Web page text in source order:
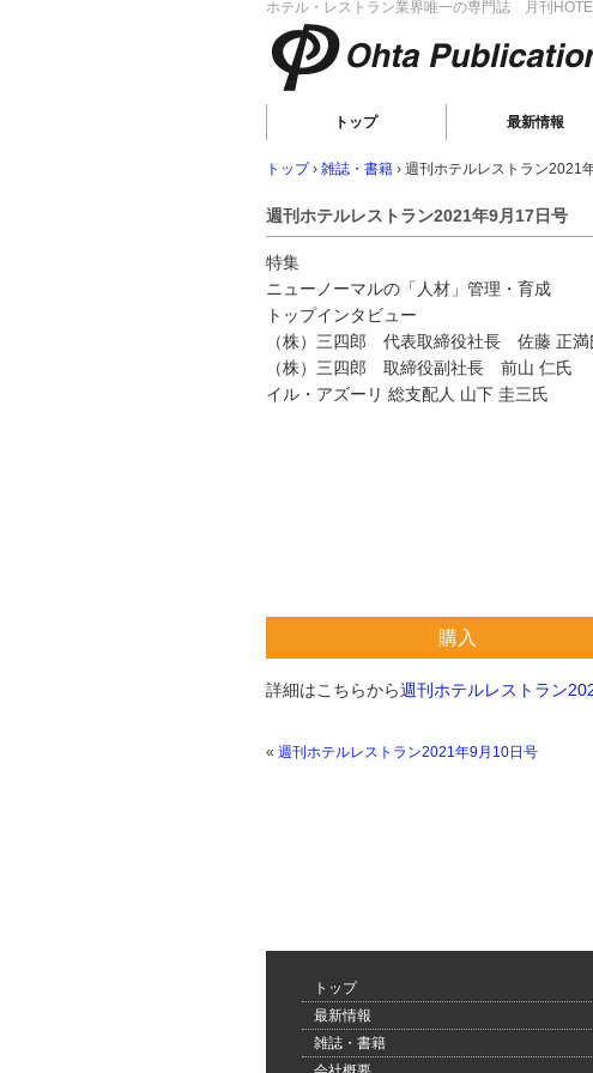
ホテル・レストラン業界唯一の専門誌 月刊
Ohta Publications
トップ 最新情報
トップ › 雑誌・書籍 › 週刊ホテルレストラン2021
週刊ホテルレストラン2021年9月17日号
特集
ニューノーマルの「人材」管理・育成
トップインタビュー
（株）三四郎 代表取締役社長 佐藤 正満
（株）三四郎 取締役副社長 前山 仁氏
イル・アズーリ 総支配人 山下 圭三氏
購入
詳細はこちらから週刊ホテルレストラン
« 週刊ホテルレストラン2021年9月10日号
トップ
最新情報
雑誌・書籍